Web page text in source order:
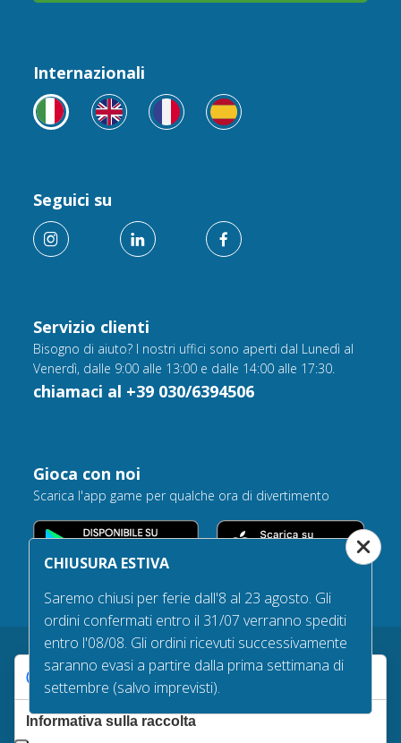
Servizio clienti
Bisogno di aiuto? I nostri uffici sono aperti dal Lunedì al
Venerdì, dalle 9:00 alle 13:00 e dalle 14:00 alle 17:30.
chiamaci al +39 030/6394506
Internazionali
Seguici su
Gioca con noi
Scarica l'app game per qualche ora di divertimento
Garanzie d’acquisto
Tempi e costi di spedizione
CHIUSURA ESTIVA
Saremo chiusi per ferie dall'8 al 23 agosto. Gli
ordini confermati entro il 31/07 verranno spediti
entro l'08/08. Gli ordini ricevuti successivamente
saranno evasi a partire dalla prima settimana di
settembre (salvo imprevisti).
Le tue preferenze relative alla privacy
Informativa sulla raccolta